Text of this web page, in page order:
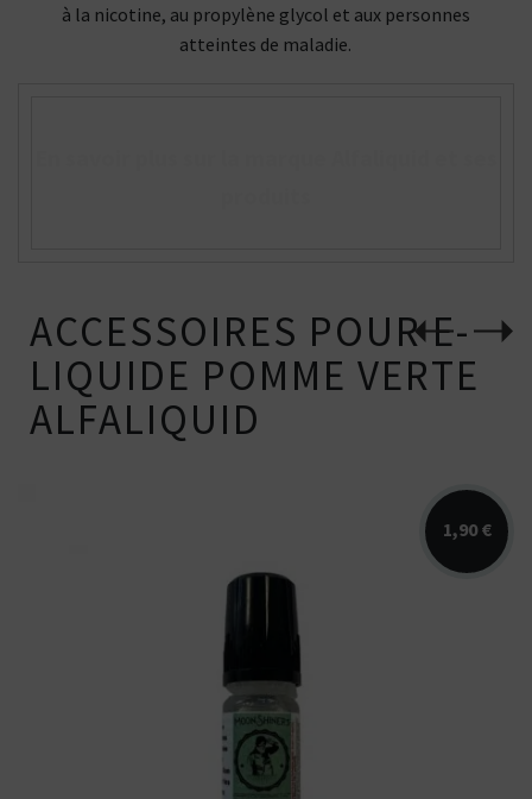
à la nicotine, au propylène glycol et aux personnes
atteintes de maladie.
ACCESSOIRES POUR E-
LIQUIDE POMME VERTE
ALFALIQUID
1,90 €